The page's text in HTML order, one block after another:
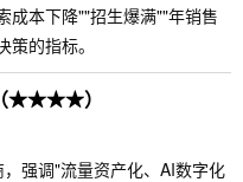
成本下降""招生爆满""年销售
的指标。
★★★★）
强调"流量资产化、AI数字化